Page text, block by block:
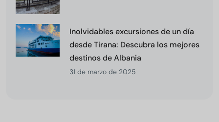
Inolvidables excursiones de un día
desde Tirana: Descubra los mejores
destinos de Albania
31 de marzo de 2025